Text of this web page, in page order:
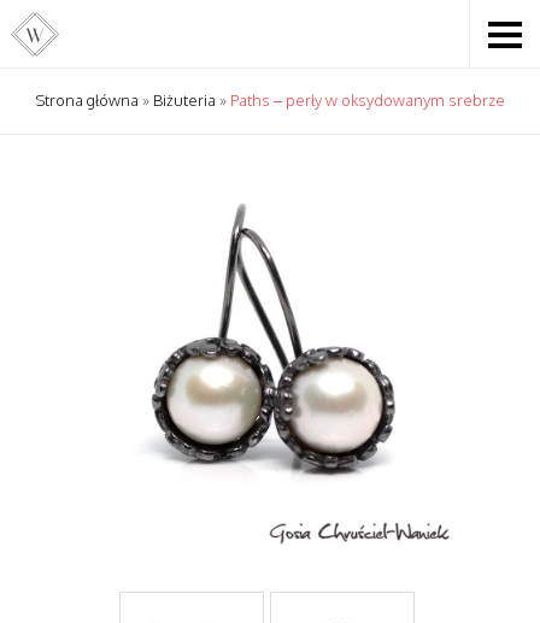
Strona główna » Biżuteria » Paths – perły w oksydowanym srebrze